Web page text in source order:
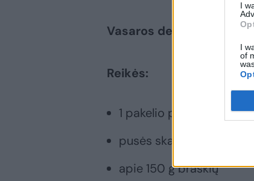
I
I
of
Vasaros desertas
Reikės:
1 pakelio paprastų
pusės skardinės
apie 150 g braškių